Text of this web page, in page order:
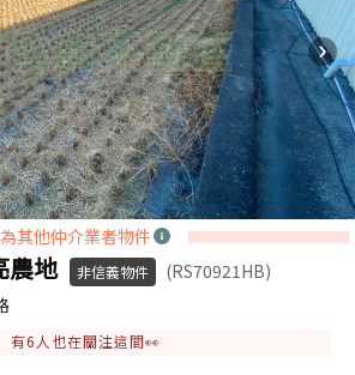
其他仲介業者物件
農地 非信義物件
(RS70921HB)
有6 人也在關注這間👀